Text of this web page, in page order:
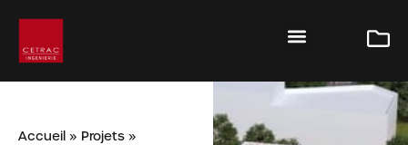
Accueil » Projets »